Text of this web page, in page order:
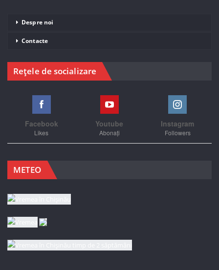
Despre noi
Contacte
Rețele de socializare
Facebook
Likes
Youtube
Abonați
Instagram
Followers
METEO